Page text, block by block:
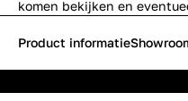
komen bekijken en
Product informatie